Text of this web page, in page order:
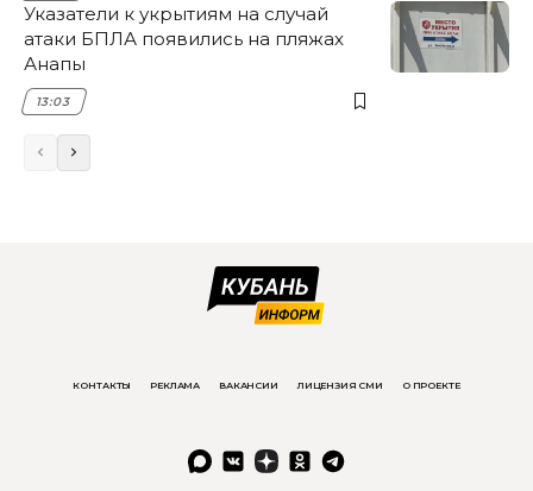
Указатели к укрытиям на случай
атаки БПЛА появились на пляжах
Анапы
13:03
КОНТАКТЫ РЕКЛАМА ВАКАНСИИ ЛИЦЕНЗИЯ СМИ О ПРОЕКТЕ